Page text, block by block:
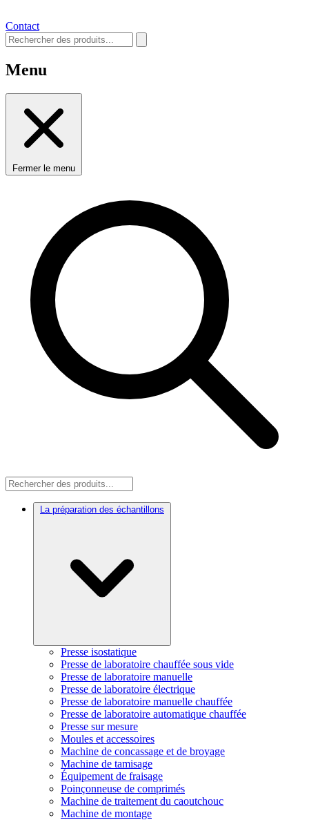
Contact
Menu
Fermer le menu
La préparation des échantillons
Presse isostatique
Presse de laboratoire chauffée sous vide
Presse de laboratoire manuelle
Presse de laboratoire électrique
Presse de laboratoire manuelle chauffée
Presse de laboratoire automatique chauffée
Presse sur mesure
Moules et accessoires
Machine de concassage et de broyage
Machine de tamisage
Équipement de fraisage
Poinçonneuse de comprimés
Machine de traitement du caoutchouc
Machine de montage